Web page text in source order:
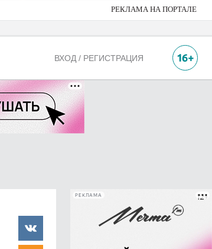
РЕКЛАМА НА ПОРТАЛЕ
ВХОД / РЕГИСТРАЦИЯ
РЕКЛАМА